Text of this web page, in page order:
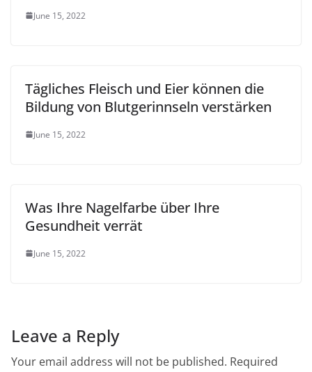
June 15, 2022
Tägliches Fleisch und Eier können die
Bildung von Blutgerinnseln verstärken
June 15, 2022
Was Ihre Nagelfarbe über Ihre
Gesundheit verrät
June 15, 2022
Leave a Reply
Your email address will not be published. Required